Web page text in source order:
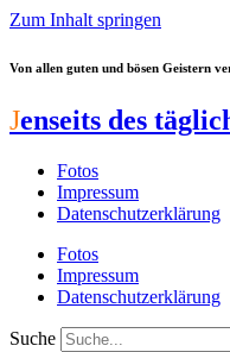
Zum Inhalt springen
Von allen guten und bösen Geistern
Jenseits des
Fotos
Impressum
Datenschutzerklärung
Fotos
Impressum
Datenschutzerklärung
Suche